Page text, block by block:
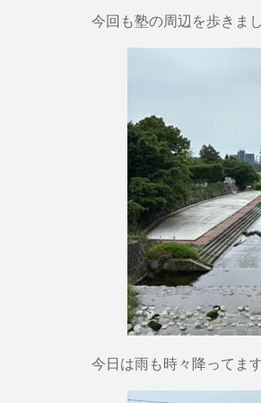
今回も塾の周辺を歩きま
今日は雨も時々降ってま